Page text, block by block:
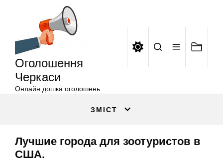
Оголошення
Черкаси
Онлайн дошка оголошень
ЗМІСТ
Лучшие города для зоотуристов в
США.